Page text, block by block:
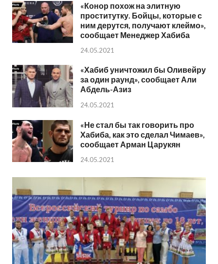
«Конор похож на элитную
проститутку. Бойцы, которые с
ним дерутся, получают клеймо»,
сообщает Менеджер Хабиба
24.05.2021
«Хабиб уничтожил бы Оливейру
за один раунд», сообщает Али
Абдель-Азиз
24.05.2021
«Не стал бы так говорить про
Хабиба, как это сделал Чимаев»,
сообщает Арман Царукян
24.05.2021